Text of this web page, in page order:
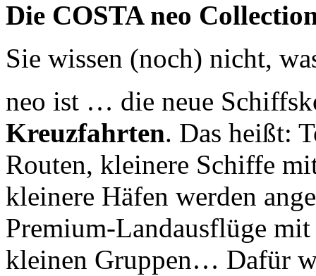
Die COSTA neo
Sie wissen (noch) nicht,
neo ist … die neue
Kreuzfahrten. Das heißt:
Routen, kleinere Schiffe
kleinere Häfen werden
Premium-Landausflüge
kleinen Gruppen… Dafür